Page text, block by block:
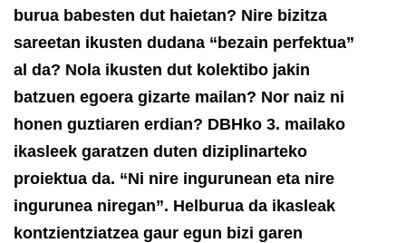
burua babesten dut haietan? Nire bizitza
sareetan ikusten dudana “bezain perfektua”
al da? Nola ikusten dut kolektibo jakin
batzuen egoera gizarte mailan? Nor naiz ni
honen guztiaren erdian? DBHko 3. mailako
ikasleek garatzen duten diziplinarteko
proiektua da. “Ni nire ingurunean eta nire
ingurunea niregan”. Helburua da ikasleak
kontzientziatzea gaur egun bizi garen